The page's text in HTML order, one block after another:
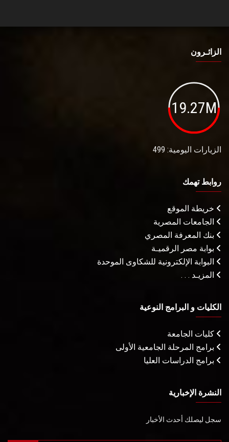
الزائـرون
19.27M
الزيارات اليومية: 499
روابط تهمك
خريطة الموقع
الجامعات المصرية
بنك المعرفة المصري
بوابة مصر الرقميـة
البوابة الإلكترونية للشكاوى الموحدة
المزيـد . . .
الكليات و البرامج النوعية
كليات الجامعة
برامج المرحلة الجامعية الأولى
برامج الدراسات العليا
النشرة الإخبارية
سجل ليصلك أحدث الأخبار